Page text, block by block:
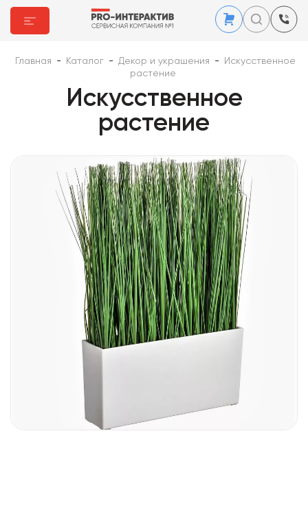
Главная - Каталог - Декор и украшения -
Искусственное
растение
Искусственное
растение